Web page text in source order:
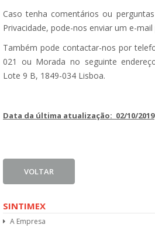
Caso tenha comentários ou
Privacidade, pode-nos enviar um e-mail
Também pode contactar-nos por
021 ou Morada no seguinte
Lote 9 B, 1849-034 Lisboa.
Data da última atualização: 02/10/2019
VOLTAR
SINTIMEX
A Empresa